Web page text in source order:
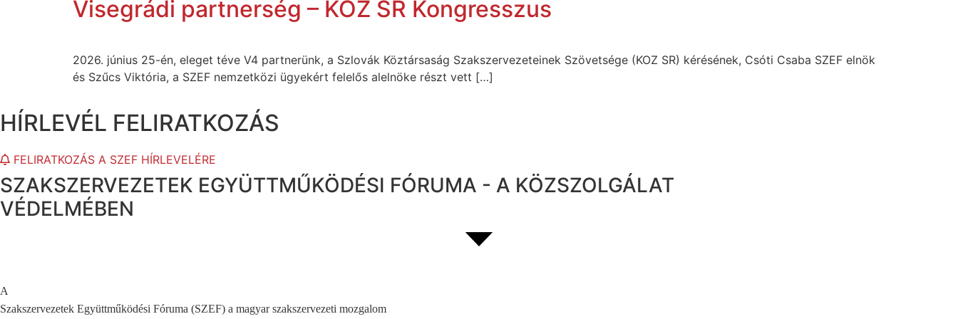
Visegrádi partnerség – KOZ SR Kongresszus
2026. június 25-én, eleget téve V4 partnerünk, a Szlovák Köztársaság Szakszervezeteinek Szövetsége (KOZ SR) kérésének, Csóti Csaba SZEF elnök
és Szűcs Viktória, a SZEF nemzetközi ügyekért felelős alelnöke részt vett […]
HÍRLEVÉL FELIRATKOZÁS
FELIRATKOZÁS A SZEF HÍRLEVELÉRE
SZAKSZERVEZETEK EGYÜTTMŰKÖDÉSI FÓRUMA - A KÖZSZOLGÁLAT
VÉDELMÉBEN
A
Szakszervezetek Együttműködési Fóruma (SZEF) a magyar szakszervezeti mozgalom